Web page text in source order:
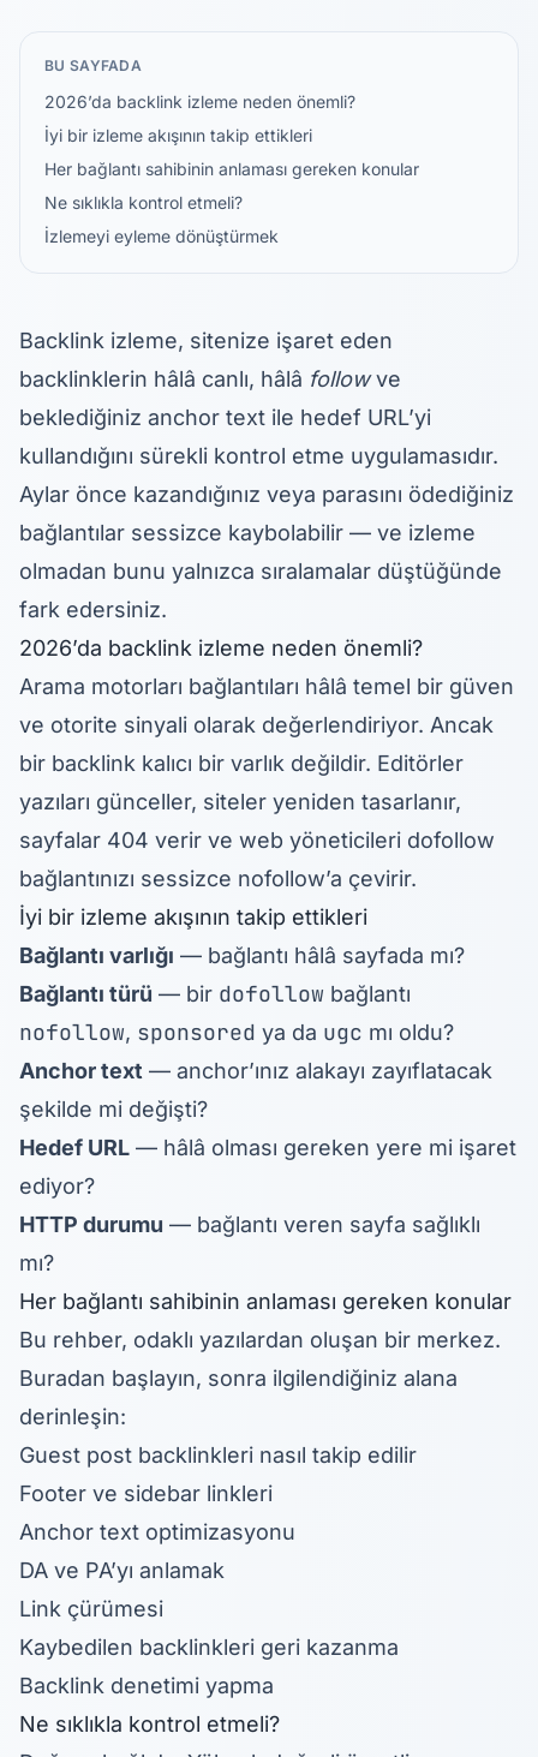
BU SAYFADA
2026’da backlink izleme neden önemli?
İyi bir izleme akışının takip ettikleri
Her bağlantı sahibinin anlaması gereken konular
Ne sıklıkla kontrol etmeli?
İzlemeyi eyleme dönüştürmek
Backlink izleme, sitenize işaret eden
backlinklerin hâlâ canlı, hâlâ followve
beklediğiniz anchor text ile hedef URL’yi
kullandığını sürekli kontrol etme uygulamasıdır.
Aylar önce kazandığınız veya parasını ödediğiniz
bağlantılar sessizce kaybolabilir — ve izleme
olmadan bunu yalnızca sıralamalar düştüğünde
fark edersiniz.
2026’da backlink izleme neden önemli?
Arama motorları bağlantıları hâlâ temel bir güven
ve otorite sinyali olarak değerlendiriyor. Ancak
bir backlink kalıcı bir varlık değildir. Editörler
yazıları günceller, siteler yeniden tasarlanır,
sayfalar 404 verir ve web yöneticileri dofollow
bağlantınızı sessizce nofollow’a çevirir.
İyi bir izleme akışının takip ettikleri
Bağlantı varlığı — bağlantı hâlâ sayfada mı?
Bağlantı türü — bir dofollow bağlantı
nofollow, sponsored ya da ugc mı oldu?
Anchor text — anchor’ınız alakayı zayıflatacak
şekilde mi değişti?
Hedef URL — hâlâ olması gereken yere mi işaret
ediyor?
HTTP durumu — bağlantı veren sayfa sağlıklı
mı?
Her bağlantı sahibinin anlaması gereken konular
Bu rehber, odaklı yazılardan oluşan bir merkez.
Buradan başlayın, sonra ilgilendiğiniz alana
derinleşin:
Guest post backlinkleri nasıl takip edilir
Footer ve sidebar linkleri
Anchor text optimizasyonu
DA ve PA’yı anlamak
Link çürümesi
Kaybedilen backlinkleri geri kazanma
Backlink denetimi yapma
Ne sıklıkla kontrol etmeli?